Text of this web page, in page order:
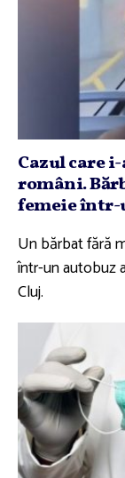
Cazul care
români.
femeie într-
Un bărbat fără
într-un autobuz
Cluj.